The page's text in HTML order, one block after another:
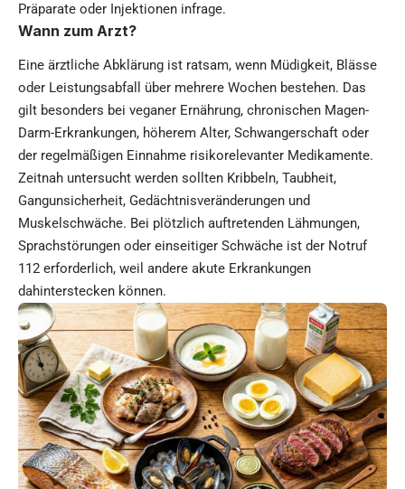
Präparate oder Injektionen infrage.
Wann zum Arzt?
Eine ärztliche Abklärung ist ratsam, wenn Müdigkeit, Blässe
oder Leistungsabfall über mehrere Wochen bestehen. Das
gilt besonders bei veganer Ernährung, chronischen Magen-
Darm-Erkrankungen, höherem Alter, Schwangerschaft oder
der regelmäßigen Einnahme risikorelevanter Medikamente.
Zeitnah untersucht werden sollten Kribbeln, Taubheit,
Gangunsicherheit, Gedächtnisveränderungen und
Muskelschwäche. Bei plötzlich auftretenden Lähmungen,
Sprachstörungen oder einseitiger Schwäche ist der Notruf
112 erforderlich, weil andere akute Erkrankungen
dahinterstecken können.